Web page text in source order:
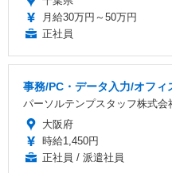
月給30万円～50万円
正社員
事務/PC・データ入力/オフ
パーソルテンプスタッフ株式会
大阪府
時給1,450円
正社員 / 派遣社員